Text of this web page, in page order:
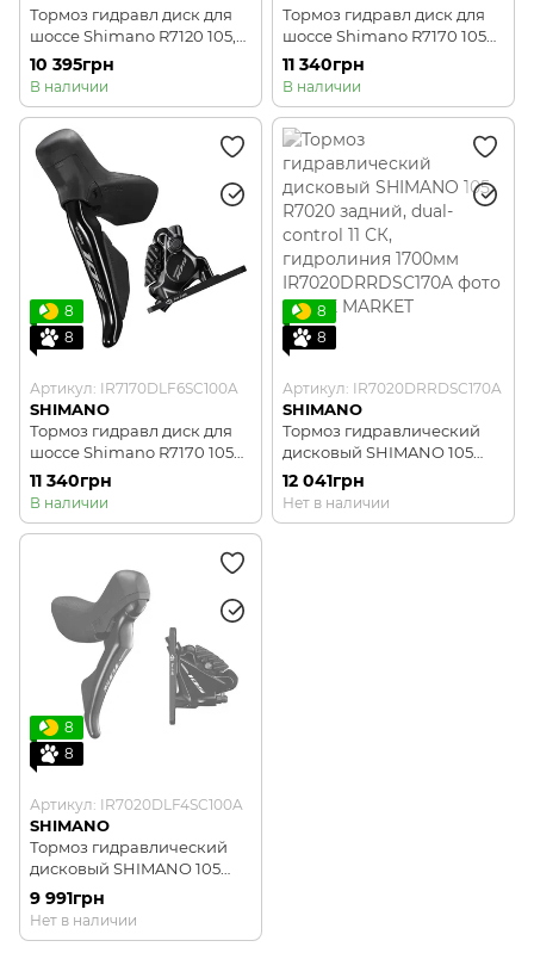
Тормоз гидравл диск для
шоссе Shimano R7120 105,
передний (левая ручка,
калипер, гидролиния
10 395грн
В наличии
Тормоз гидравл диск для
шоссе Shimano R7170 105
Di2, задний (правая ручка,
калипер, гидролиния
11 340грн
В наличии
8
8
Артикул: IR7170DLF6SC100A
SHIMANO
Тормоз гидравл диск для
шоссе Shimano R7170 105
Di2, передний (левая
ручка, калипер,
11 340грн
В наличии
8
8
Артикул: IR7020DRRDSC170A
SHIMANO
Тормоз гидравлический
дисковый SHIMANO 105
R7020 задний, dual-control
11 СК, гидролиния 1700мм
12 041грн
Нет в наличии
8
8
Артикул: IR7020DLF4SC100A
SHIMANO
Тормоз гидравлический
дисковый SHIMANO 105
R7020 передней, dual-
control 2 ск. гидролиния
9 991грн
Нет в наличии